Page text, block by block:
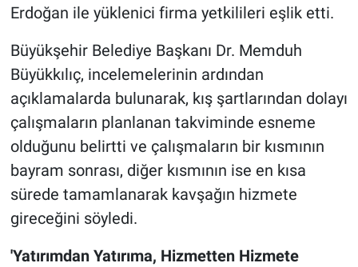
Erdoğan ile yüklenici firma yetkilileri eşlik etti.
Büyükşehir Belediye Başkanı Dr. Memduh
Büyükkılıç, incelemelerinin ardından
açıklamalarda bulunarak, kış şartlarından dolayı
çalışmaların planlanan takviminde esneme
olduğunu belirtti ve çalışmaların bir kısmının
bayram sonrası, diğer kısmının ise en kısa
sürede tamamlanarak kavşağın hizmete
gireceğini söyledi.
'Yatırımdan Yatırıma, Hizmetten Hizmete